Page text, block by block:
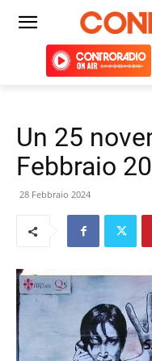
Un 25
Febbraio
28 Febbraio 2024